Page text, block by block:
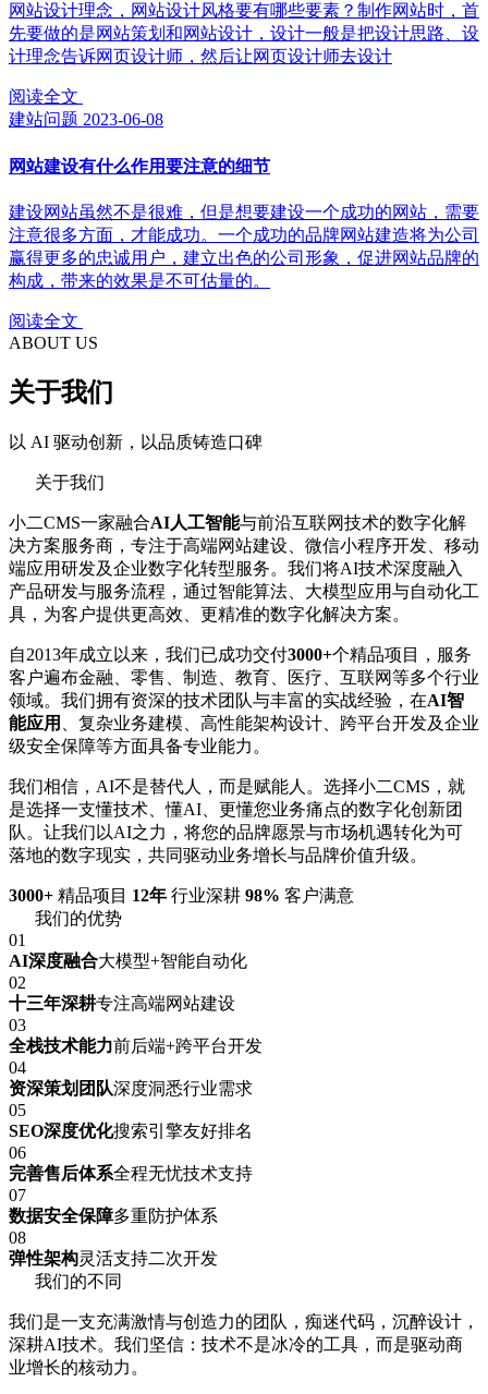
网站设计理念，网站设计风格要有哪些要素？制作网站时，首
先要做的是网站策划和网站设计，设计一般是把设计思路、设
计理念告诉网页设计师，然后让网页设计师去设计
阅读全文
建站问题 2023-06-08
网站建设有什么作用要注意的细节
建设网站虽然不是很难，但是想要建设一个成功的网站，需要
注意很多方面，才能成功。一个成功的品牌网站建造将为公司
赢得更多的忠诚用户，建立出色的公司形象，促进网站品牌的
构成，带来的效果是不可估量的。
阅读全文
ABOUT US
关于我们
以 AI 驱动创新，以品质铸造口碑
关于我们
小二CMS一家融合AI人工智能与前沿互联网技术的数字化解
决方案服务商，专注于高端网站建设、微信小程序开发、移动
端应用研发及企业数字化转型服务。我们将AI技术深度融入
产品研发与服务流程，通过智能算法、大模型应用与自动化工
具，为客户提供更高效、更精准的数字化解决方案。
自2013年成立以来，我们已成功交付3000+个精品项目，服务
客户遍布金融、零售、制造、教育、医疗、互联网等多个行业
领域。我们拥有资深的技术团队与丰富的实战经验，在AI智
能应用
、复杂业务建模、高性能架构设计、跨平台开发及企业
级安全保障等方面具备专业能力。
我们相信，AI不是替代人，而是赋能人。选择小二CMS，就
是选择一支懂技术、懂AI、更懂您业务痛点的数字化创新团
队。让我们以AI之力，将您的品牌愿景与市场机遇转化为可
落地的数字现实，共同驱动业务增长与品牌价值升级。
3000+ 精品项目 12年 行业深耕 98% 客户满意
我们的优势
01
AI深度融合大模型+智能自动化
02
十三年深耕专注高端网站建设
03
全栈技术能力前后端+跨平台开发
04
资深策划团队深度洞悉行业需求
05
SEO深度优化搜索引擎友好排名
06
完善售后体系全程无忧技术支持
07
数据安全保障多重防护体系
08
弹性架构灵活支持二次开发
我们的不同
我们是一支充满激情与创造力的团队，痴迷代码，沉醉设计，
深耕AI技术。我们坚信：技术不是冰冷的工具，而是驱动商
业增长的核动力。